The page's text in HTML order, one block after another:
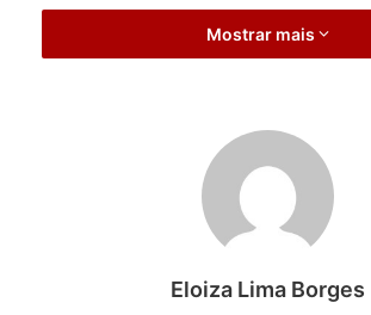
Mostrar mais
Eloiza Lima Borges